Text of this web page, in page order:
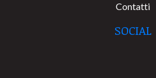
Contatti
SOCIAL